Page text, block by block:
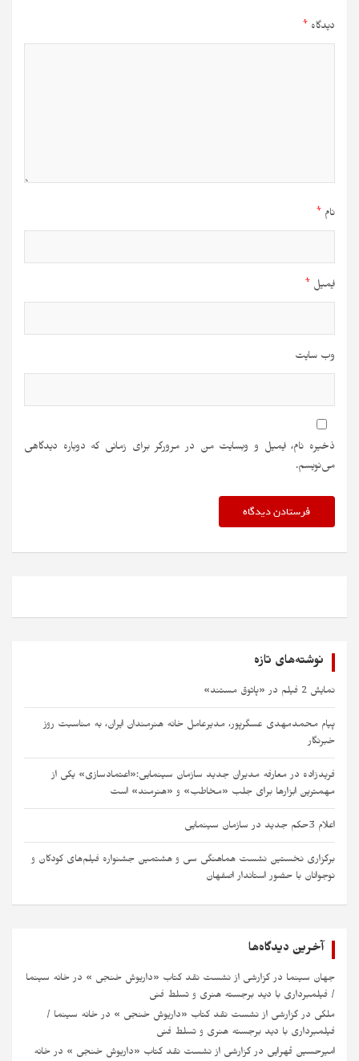
دیدگاه *
نام *
ایمیل *
وب‌ سایت
ذخیره نام، ایمیل و وبسایت من در مرورگر برای زمانی که دوباره دیدگاهی
می‌نویسم.
نوشته‌های تازه
نمایش 2 فیلم در «پاتوق مستند»
پیام محمدمهدی عسگرپور، مدیرعامل خانه‌ هنرمندان ایران، به مناسبت روز
خبرنگار
فریدزاده در معارفه مدیران جدید سازمان سینمایی:«اعتمادسازی» یکی از
مهمترین ابزارها برای جلب «مخاطب» و «هنرمند» است​ ​
اعلام 3حکم جدید در سازمان سینمایی
برگزاری نخستین نشست هماهنگی سی‌ و هشتمین جشنواره فیلم‌های کودکان و
نوجوانان با حضور استاندار اصفهان
آخرین دیدگاه‌ها
جهان سینما در گزارشی از نشست نقد کتاب «داریوش خنجی » در خانه سینما
/ فیلمبرداری با دید برجسته هنری و تسلط فنی
ملکی در گزارشی از نشست نقد کتاب «داریوش خنجی » در خانه سینما /
فیلمبرداری با دید برجسته هنری و تسلط فنی
امیرحسین قهرایی در گزارشی از نشست نقد کتاب «داریوش خنجی » در خانه